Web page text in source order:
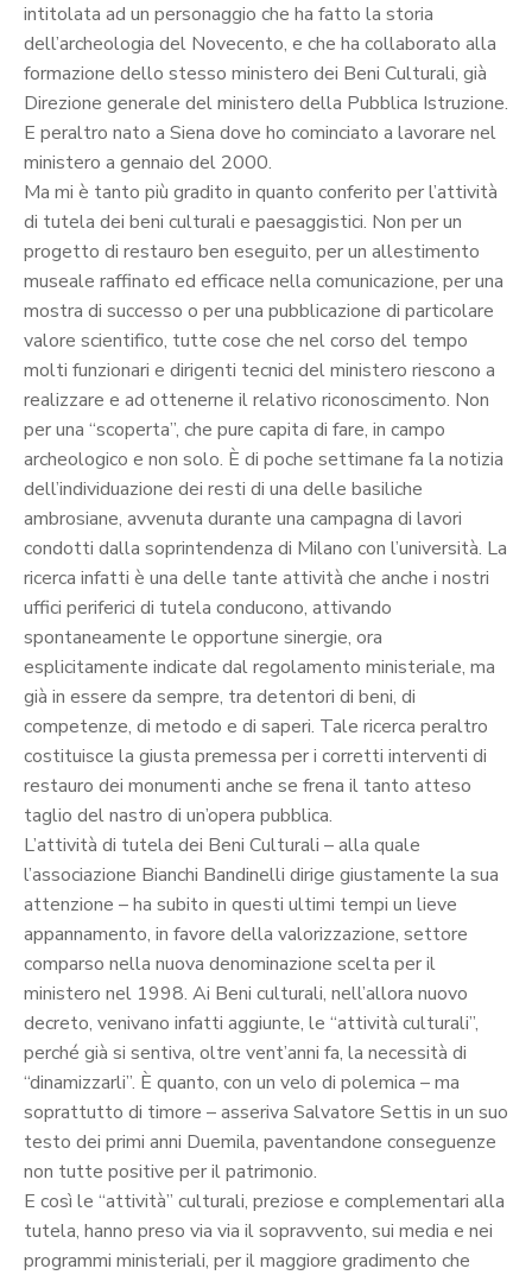
intitolata ad un personaggio che ha fatto la storia
dell’archeologia del Novecento, e che ha collaborato alla
formazione dello stesso ministero dei Beni Culturali, già
Direzione generale del ministero della Pubblica Istruzione.
E peraltro nato a Siena dove ho cominciato a lavorare nel
ministero a gennaio del 2000.
Ma mi è tanto più gradito in quanto conferito per l’attività
di tutela dei beni culturali e paesaggistici. Non per un
progetto di restauro ben eseguito, per un allestimento
museale raffinato ed efficace nella comunicazione, per una
mostra di successo o per una pubblicazione di particolare
valore scientifico, tutte cose che nel corso del tempo
molti funzionari e dirigenti tecnici del ministero riescono a
realizzare e ad ottenerne il relativo riconoscimento. Non
per una “scoperta”, che pure capita di fare, in campo
archeologico e non solo. È di poche settimane fa la notizia
dell’individuazione dei resti di una delle basiliche
ambrosiane, avvenuta durante una campagna di lavori
condotti dalla soprintendenza di Milano con l’università. La
ricerca infatti è una delle tante attività che anche i nostri
uffici periferici di tutela conducono, attivando
spontaneamente le opportune sinergie, ora
esplicitamente indicate dal regolamento ministeriale, ma
già in essere da sempre, tra detentori di beni, di
competenze, di metodo e di saperi. Tale ricerca peraltro
costituisce la giusta premessa per i corretti interventi di
restauro dei monumenti anche se frena il tanto atteso
taglio del nastro di un’opera pubblica.
L’attività di tutela dei Beni Culturali – alla quale
l’associazione Bianchi Bandinelli dirige giustamente la sua
attenzione – ha subito in questi ultimi tempi un lieve
appannamento, in favore della valorizzazione, settore
comparso nella nuova denominazione scelta per il
ministero nel 1998. Ai Beni culturali, nell’allora nuovo
decreto, venivano infatti aggiunte, le “attività culturali”,
perché già si sentiva, oltre vent’anni fa, la necessità di
“dinamizzarli”. È quanto, con un velo di polemica – ma
soprattutto di timore – asseriva Salvatore Settis in un suo
testo dei primi anni Duemila, paventandone conseguenze
non tutte positive per il patrimonio.
E così le “attività” culturali, preziose e complementari alla
tutela, hanno preso via via il sopravvento, sui media e nei
programmi ministeriali, per il maggiore gradimento che